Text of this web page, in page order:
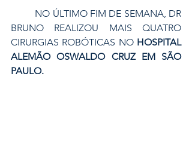
BRUNO REALIZOU MAIS QUATRO
CIRURGIAS ROBÓTICAS NO HOSPITAL
ALEMÃO OSWALDO CRUZ EM SÃO
PAULO.